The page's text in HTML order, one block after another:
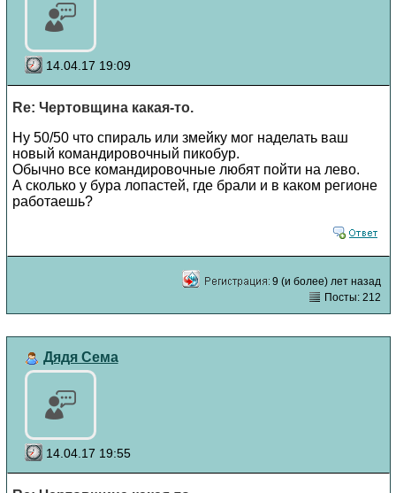
14.04.17 19:09
Re: Чертовщина какая-то.
Ну 50/50 что спираль или змейку мог наделать ваш
новый командировочный пикобур.
Обычно все командировочные любят пойти на лево.
А сколько у бура лопастей, где брали и в каком регионе
работаешь?
9 (и более) лет назад
Посты: 212
Дядя Сема
14.04.17 19:55